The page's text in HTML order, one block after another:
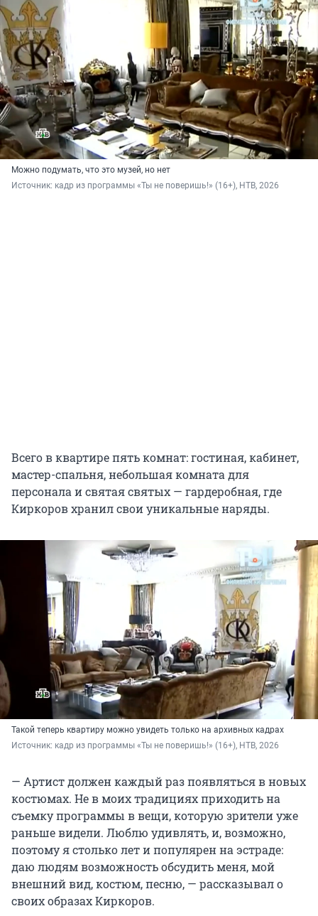
Можно подумать, что это музей, но нет
Источник: кадр из программы «Ты не поверишь!» (16+), НТВ, 2026
Всего в квартире пять комнат: гостиная, кабинет,
мастер-спальня, небольшая комната для
персонала и святая святых — гардеробная, где
Киркоров хранил свои уникальные наряды.
Такой теперь квартиру можно увидеть только на архивных кадрах
Источник: кадр из программы «Ты не поверишь!» (16+), НТВ, 2026
— Артист должен каждый раз появляться в новых
костюмах. Не в моих традициях приходить на
съемку программы в вещи, которую зрители уже
раньше видели. Люблю удивлять, и, возможно,
поэтому я столько лет и популярен на эстраде:
даю людям возможность обсудить меня, мой
внешний вид, костюм, песню, — рассказывал о
своих образах Киркоров.